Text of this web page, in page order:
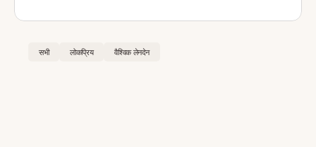
सभी लोकप्रिय वैश्विक लेनदेन